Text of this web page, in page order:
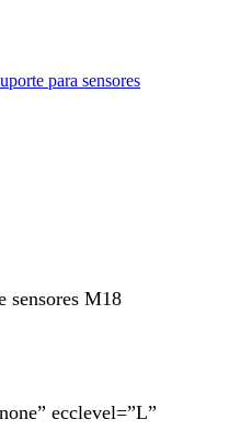
para sensores
sensores M18
ecclevel=”L”